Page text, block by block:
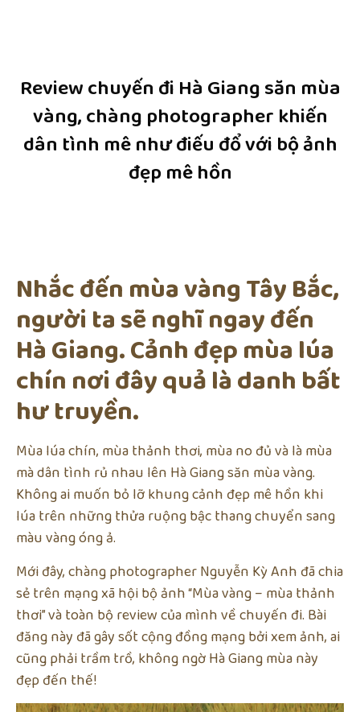
Review chuyến đi Hà Giang săn mùa
vàng, chàng photographer khiến
dân tình mê như điếu đổ với bộ ảnh
đẹp mê hồn
Nhắc đến mùa vàng Tây Bắc,
người ta sẽ nghĩ ngay đến
Hà Giang. Cảnh đẹp mùa lúa
chín nơi đây quả là danh bất
hư truyền.
Mùa lúa chín, mùa thảnh thơi, mùa no đủ và là mùa
mà dân tình rủ nhau lên Hà Giang săn mùa vàng.
Không ai muốn bỏ lỡ khung cảnh đẹp mê hồn khi
lúa trên những thửa ruộng bậc thang chuyển sang
màu vàng óng ả.
Mới đây, chàng photographer Nguyễn Kỳ Anh đã chia
sẻ trên mạng xã hội bộ ảnh “Mùa vàng – mùa thảnh
thơi” và toàn bộ review của mình về chuyến đi. Bài
đăng này đã gây sốt cộng đồng mạng bởi xem ảnh, ai
cũng phải trầm trồ, không ngờ Hà Giang mùa này
đẹp đến thế!